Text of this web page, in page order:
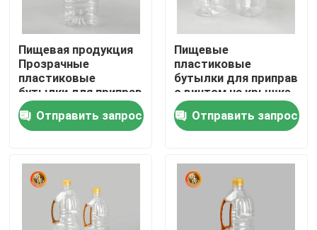
Продукция
Пищевая продукция
Прозрачные
пластиковые
бутылки для приправ
Приправы
Цилиндровая
упаковка 1000
Отправить запрос
Пищевые
пластиковые
бутылки для приправ
с винтом на крышке
опции
индивидуального
веса идеально
упаковки приправ
Отправить запрос